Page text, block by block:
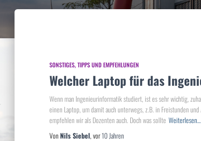
SONSTIGES TIPPS UND EMPFEHLUNGEN
Welcher Laptop für das
Wenn man Ingenieurinformatik studiert, ist es sehr wichtig,
einen Laptop, um damit auch unterwegs, z.B. in Freistunden
empfehlen wir als Dozenten auch. Doch was sollte Weiterlesen…
VonNils Siebel, vor10 Jahren